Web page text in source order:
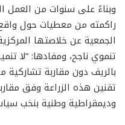
وبناءً على سنوات من العمل
راكمته من معطيات حول
الجمعية عن خلاصتها
تنموي ناجح، ومفادها: “لا
بالريف دون مقاربة تشاركية
تقنين هذه الزراعة وفق
وديمقراطية وطنية بنخب